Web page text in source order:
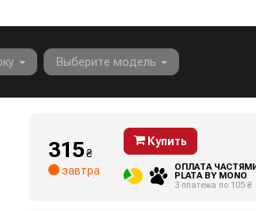
Выберите модель
315 ₴
завтра
Купить
ОПЛАТА
PLATA BY MONO
3 платежа по 105 ₴